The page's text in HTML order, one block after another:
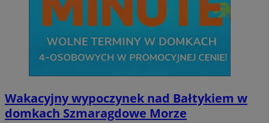
Wakacyjny wypoczynek nad Bałtykiem w
domkach Szmaragdowe Morze